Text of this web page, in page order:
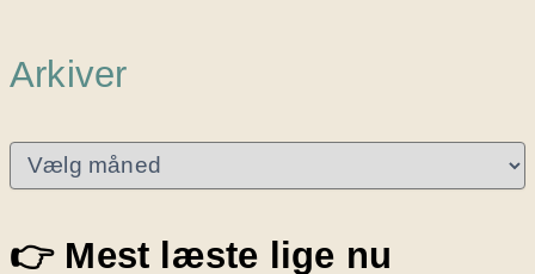
Arkiver
v
👉 Mest læste lige nu